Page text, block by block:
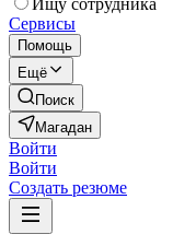
Ищу сотрудника
Сервисы
Помощь
Ещё
Поиск
Магадан
Войти
Войти
Создать резюме